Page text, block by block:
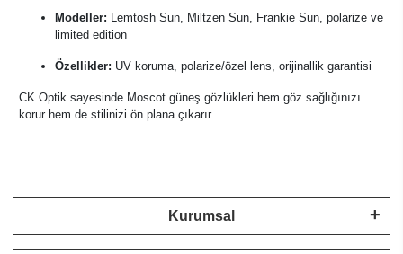
Modeller: Lemtosh Sun, Miltzen Sun, Frankie Sun, polarize ve
limited edition
Özellikler: UV koruma, polarize/özel lens, orijinallik garantisi
CK Optik sayesinde Moscot güneş gözlükleri hem göz sağlığınızı
korur hem de stilinizi ön plana çıkarır.
Kurumsal